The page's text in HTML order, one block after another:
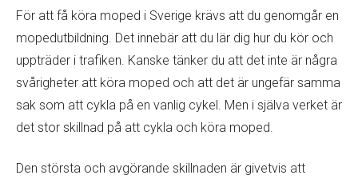
För att få köra moped i Sverige krävs att du genomgår en
mopedutbildning. Det innebär att du lär dig hur du kör och
uppträder i trafiken. Kanske tänker du att det inte är några
svårigheter att köra moped och att det är ungefär samma
sak som att cykla på en vanlig cykel. Men i själva verket är
det stor skillnad på att cykla och köra moped.
Den största och avgörande skillnaden är givetvis att